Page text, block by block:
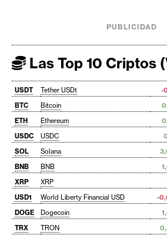
PUBLICIDAD
Las Top 10 Criptos
USDT Tether USDt -
BTC
Bitcoin
ETH
Ethereum
USDC
USDC
SOL
Solana
BNB
BNB
XRP
XRP
USD1
World Liberty Financial USD -
DOGE
Dogecoin
TRX
TRON